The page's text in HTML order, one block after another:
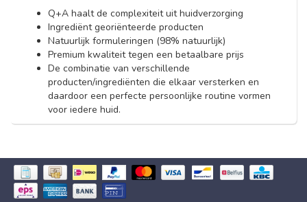
Q+A haalt de complexiteit uit huidverzorging
Ingrediënt georiënteerde producten
Natuurlijk formuleringen (98% natuurlijk)
Premium kwaliteit tegen een betaalbare prijs
De combinatie van verschillende
producten/ingrediënten die elkaar versterken en
daardoor een perfecte persoonlijke routine vormen
voor iedere huid.